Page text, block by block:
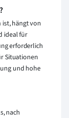
ist, hängt von
ideal für
erforderlich
Situationen
und hohe
nach